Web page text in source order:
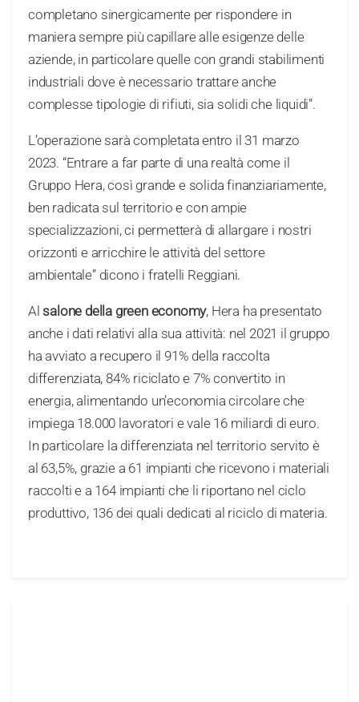
completano sinergicamente per rispondere in
maniera sempre più capillare alle esigenze delle
aziende, in particolare quelle con grandi stabilimenti
industriali dove è necessario trattare anche
complesse tipologie di rifiuti, sia solidi che liquidi”.
L’operazione sarà completata entro il 31 marzo
2023. “Entrare a far parte di una realtà come il
Gruppo Hera, così grande e solida finanziariamente,
ben radicata sul territorio e con ampie
specializzazioni, ci permetterà di allargare i nostri
orizzonti e arricchire le attività del settore
ambientale” dicono i fratelli Reggiani.
Al salone della green economy, Hera ha presentato
anche i dati relativi alla sua attività: nel 2021 il gruppo
ha avviato a recupero il 91% della raccolta
differenziata, 84% riciclato e 7% convertito in
energia, alimentando un’economia circolare che
impiega 18.000 lavoratori e vale 16 miliardi di euro.
In particolare la differenziata nel territorio servito è
al 63,5%, grazie a 61 impianti che ricevono i materiali
raccolti e a 164 impianti che li riportano nel ciclo
produttivo, 136 dei quali dedicati al riciclo di materia.